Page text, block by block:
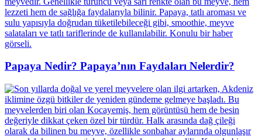
Papaya Nedir? Papaya’nın Faydaları Nelerdir?